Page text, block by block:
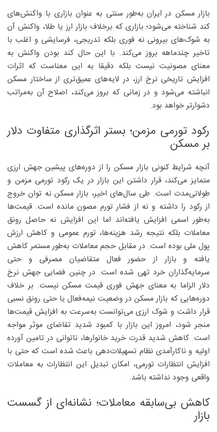
بازار مسکن در ایران به‌طور سنتی به عنوان بازاری با واکنش‌های
کند شناخته می‌شود؛ بازاری که برخلاف بازار ارز یا طلا، واکنش آن
به شوک‌های بیرونی نه فوری بلکه تدریجی، فرسایشی و اغلب با
تاخیر چندماهه بروز می‌کند. با این حال کند بودن واکنش به
معنای مصونیت نیست بلکه دقیقا به این معناست که اثرات
افزایش تاریخی نرخ ارز، در لایه‌های عمیق‌تری از ساختار مسکن
انباشته می‌شود و در زمانی که بروز می‌کند، اصلاح آن به‌مراتب
دشوارتر خواهد بود.
رکود تورمی مزمن؛ بستر اثرگذاری متفاوت دلار
بر مسکن
آنچه شرایط کنونی بازار مسکن را از دوره‌های پیشین جهش ارزی
متمایز می‌کند، قرار داشتن این بازار در یک رکود تورمی مزمن و
طولانی‌مدت است. طی سال‌های اخیر، بازار مسکن نه توان خروج
از رکود را داشته و نه از فشار تورم مصون مانده است. قیمت‌ها
به‌طور اسمی افزایش یافته‌اند اما این افزایش نه حاصل رونق
معاملات بلکه نتیجه رشد هزینه‌ها، تورم عمومی و کاهش ارزش
پول ملی بوده است. در مقابل حجم معاملات به‌طور مستمر کاهش
یافته و بازار از حضور فعال متقاضیان مصرفی و حتی
سرمایه‌گذاران خرد تهی شده است. در چنین فضایی جهش نرخ
دلار الزاما به معنای جهش فوری قیمت مسکن نیست. بر خلاف
دوره‌هایی که بازار مسکن در وضعیت نیمه‌فعال یا حتی رونق نسبی
قرار داشت و شوک ارزی می‌توانست به‌سرعت به افزایش قیمت‌ها
منجر شود، امروز این بازار با کمبود شدید تقاضای موثر مواجه
است. کاهش شدید قدرت خرید خانوارها، ناتوانی در تامین آورده
اولیه و ناکارآمدی نظام تسهیلات‌دهی باعث شده است که حتی با
افزایش انتظارات تورمی، امکان تبدیل این انتظارات به معاملات
واقعی وجود نداشته باشد.
کاهش بی‌سابقه معاملات؛ نشانه‌ای از گسست
بازار